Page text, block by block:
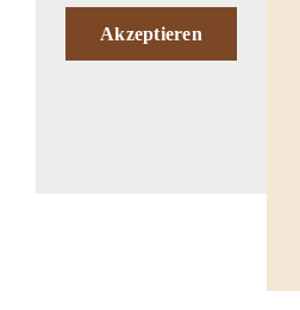
Akzeptieren